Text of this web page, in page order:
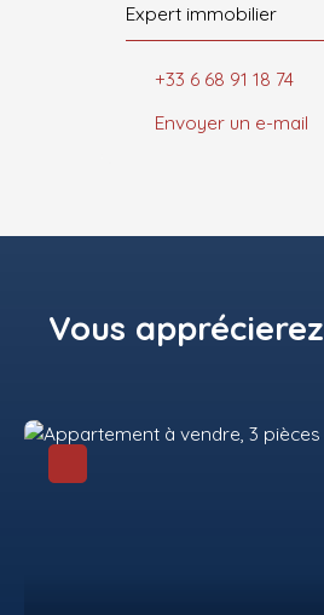
Expert immobilier
+33 6 68 91 18 74
Envoyer un e-mail
Vous apprécierez